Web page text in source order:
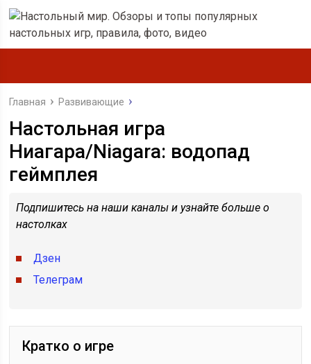
Главная Развивающие
Настольная игра
Ниагара/Niagara: водопад
геймплея
Подпишитесь на наши каналы и узнайте больше о
настолках
Дзен
Телеграм
Кратко о игре